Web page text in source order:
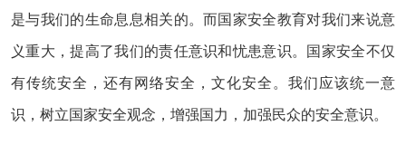
是与我们的生命息息相关的。而国家安全教育对我们来说意
义重大，提高了我们的责任意识和忧患意识。国家安全不仅
有传统安全，还有网络安全，文化安全。我们应该统一意
识，树立国家安全观念，增强国力，加强民众的安全意识。